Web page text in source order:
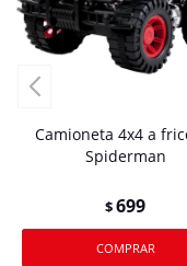
Camioneta 4x4 a
Spiderman
$699